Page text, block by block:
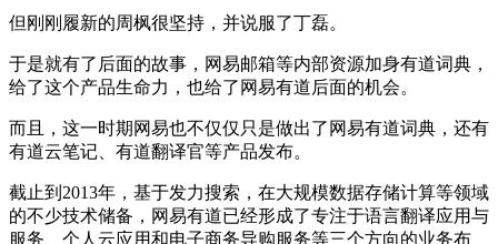
但刚刚履新的周枫很坚持，并说服了丁磊。
于是就有了后面的故事，网易邮箱等内部资源加身有道词典，
给了这个产品生命力，也给了网易有道后面的机会。
而且，这一时期网易也不仅仅只是做出了网易有道词典，还有
有道云笔记、有道翻译官等产品发布。
截止到2013年，基于发力搜索，在大规模数据存储计算等领域
的不少技术储备，网易有道已经形成了专注于语言翻译应用与
服务、个人云应用和电子商务导购服务等三个方向的业务布